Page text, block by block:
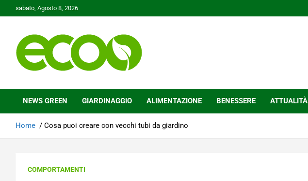
to
sabato, Agosto 8, 2026
Ecoo.it
NEWS GREEN GIARDINAGGIO ALIMENTAZIONE BENESSERE ATTUALITÀ
Home Cosa puoi creare con vecchi tubi da giardino
COMPORTAMENTI